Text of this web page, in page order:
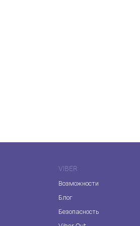
VIBER
Возможности
Блог
Безопасность